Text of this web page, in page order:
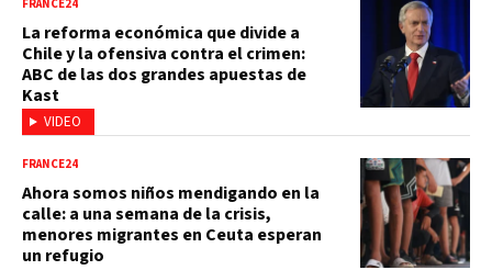
VIDEO
FRANCE24
La reforma económica que divide a
Chile y la ofensiva contra el crimen:
ABC de las dos grandes apuestas de
Kast
FRANCE24
Ahora somos niños mendigando en la
calle: a una semana de la crisis,
menores migrantes en Ceuta esperan
un refugio